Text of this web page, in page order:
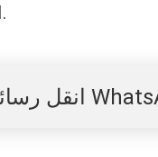
الصحيحين.